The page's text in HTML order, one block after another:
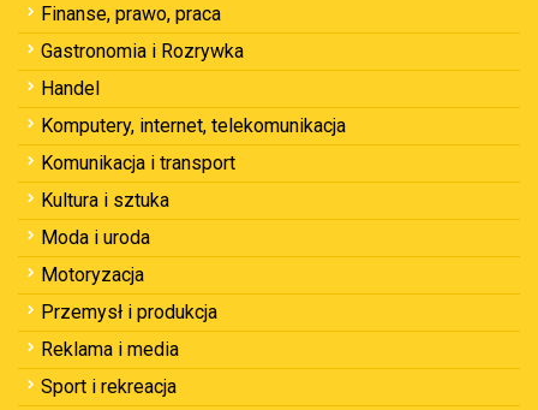
Finanse, prawo, praca
Gastronomia i Rozrywka
Handel
Komputery, internet, telekomunikacja
Komunikacja i transport
Kultura i sztuka
Moda i uroda
Motoryzacja
Przemysł i produkcja
Reklama i media
Sport i rekreacja